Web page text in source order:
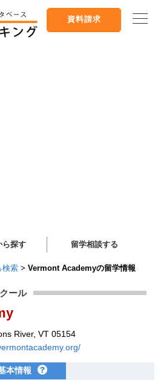
資料請求
ら探す 留学相談する
検索 > Vermont Academyの留学情報
ール
River, VT 05154
本情報